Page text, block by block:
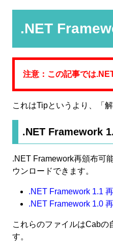
.NET
注意：この記事では
これはTipというより、「
.NET Framework
.NET Framework再頒布可
ウンロードできます。
.NET Framework 1.1
.NET Framework 1.0
これらのファイルはCab
す。